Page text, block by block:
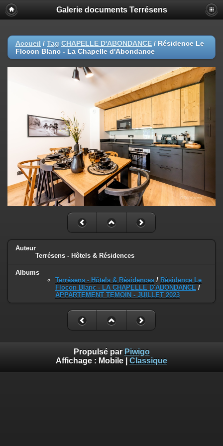
Galerie documents Terrésens
Accueil / Tag CHAPELLE D'ABONDANCE / Résidence Le
Flocon Blanc - La Chapelle d'Abondance
Auteur
Terrésens - Hôtels & Résidences
Albums
Terrésens - Hôtels & Résidences / Résidence Le
Flocon Blanc - LA CHAPELLE D'ABONDANCE /
APPARTEMENT TEMOIN - JUILLET 2023
Propulsé par Piwigo
Affichage : Mobile Classique